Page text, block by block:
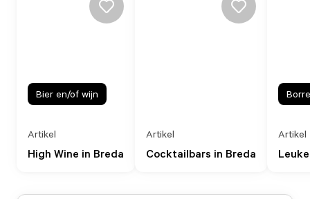
High Wine in Breda
Artikel
Bier en/of wijn
Cocktailbars in Breda
Artikel Artikel